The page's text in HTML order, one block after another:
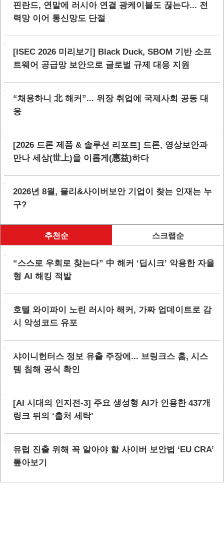
핀란드, 연말에 러시아 연결 광케이블도 끊는다... 전
력망 이어 통신망도 단절
[ISEC 2026 미리보기] Black Duck, SBOM 기반 소프
트웨어 공급망 보안으로 글로벌 규제 대응 지원
“채용하니 北 해커”... 위장 취업에 국제사회 공동 대
응
[2026 드론 제품 & 솔루션 리포트] 드론, 영상보안과
만나 세상(世上)을 이롭게(惠益)하다
2026년 8월, 물리&사이버보안 기업이 찾는 인재는 누
구?
추천순 스크랩순
“스스로 우회로 찾는다” 中 해커 ‘딥시크’ 악용한 자율
형 AI 해킹 적발
호텔 와이파이 노린 러시아 해커, 가짜 업데이트로 감
시 악성코드 유포
샤이니헌터스 정보 유출 주장에... 브링크스 홈, 시스
템 침해 공식 확인
[AI 시대의 인지전-3] 주요 생성형 AI가 인용한 437개
링크 뒤의 ‘출처 세탁’
유럽 진출 위해 꼭 알아야 할 사이버 보안법 ‘EU CRA’
톺아보기